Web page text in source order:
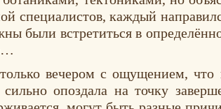
каждый
были встретиться в
вечером с ощущением, что
опоздала на точку